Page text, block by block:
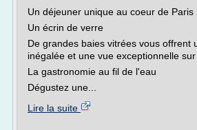
Un déjeuner unique au coeur de Paris
Un écrin de verre
De grandes baies vitrées vous offrent
inégalée et une vue exceptionnelle
La gastronomie au fil de l'eau
Dégustez une...
Lire la suite